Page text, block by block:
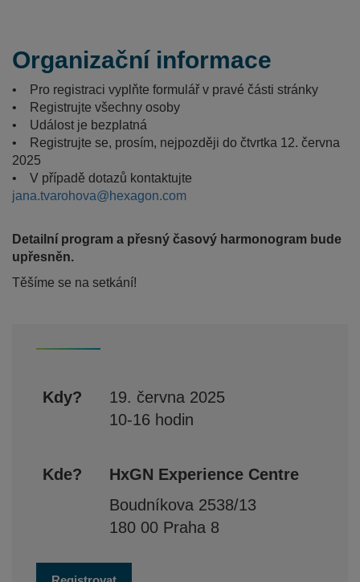
Organizační informace
• Pro registraci vyplňte formulář v pravé části stránky
• Registrujte všechny osoby
• Událost je bezplatná
• Registrujte se, prosím, nejpozději do čtvrtka 12. června
2025
• V případě dotazů kontaktujte
jana.tvarohova@hexagon.com
Detailní program a přesný časový harmonogram bude
upřesněn.
Těšíme se na setkání!
Kdy?
19. června 2025
10-16 hodin
Kde?
HxGN Experience Centre
Boudníkova 2538/13
180 00 Praha 8